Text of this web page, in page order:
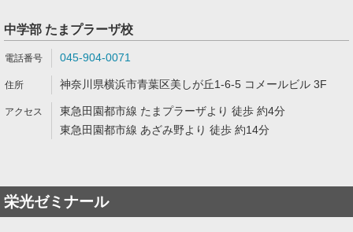
中学部 たまプラーザ校
045-904-0071
神奈川県横浜市青葉区美しが丘1-6-5 コメールビル 3F
東急田園都市線 たまプラーザより 徒歩 約4分
東急田園都市線 あざみ野より 徒歩 約14分
栄光ゼミナール